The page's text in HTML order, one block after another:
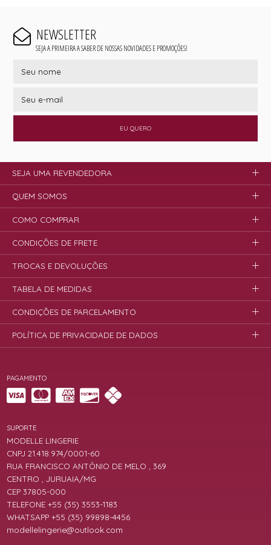
NEWSLETTER
SEJA A PRIMEIRA A SABER DE NOSSAS NOVIDADES E PROMOÇÕES!
EU QUERO
PAGAMENTO
SUPORTE
MODELLE LINGERIE
CNPJ 21.418.974/0001-60
RUA FRANCISCO ANTÔNIO DE MELO , 369
CENTRO , JURUAIA/MG
CEP 37805-000
TELEFONE +55 (35) 3553-1183
WHATSAPP +55 (35) 99898-4456
modellelingerie@outlook.com
SEJA UMA REVENDEDORA
QUEM SOMOS
COMO COMPRAR
CONDIÇÕES DE FRETE
TROCAS E DEVOLUÇÕES
TABELA DE MEDIDAS
CONDIÇÕES DE PARCELAMENTO
POLÍTICA DE PRIVACIDADE DE DADOS